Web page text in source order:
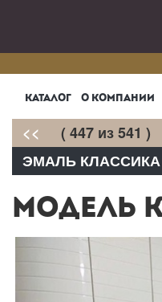
КАТАЛОГ О КОМПАНИИ
<< ( 447 из 541 )
ЭМАЛЬ
МОДЕЛЬ